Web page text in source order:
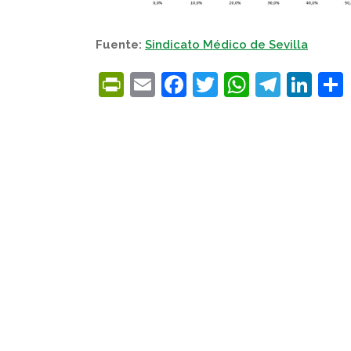
Fuente: Sindicato Médico de Sevilla
PrintFriendly
EmailFacebook
Twitter